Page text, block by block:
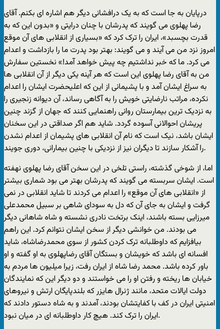
درپايان به جا است که به يک درافشانی ديگر هم اشاره ای بکنم. آقای
رضا پهلوی می گويند که پدرشان با چنان درايتی و «بدون اين که به
قدرت بچسبد»، ايران را ترک کرد که «بسياری از انقلابی های آن موقع
امروز نزد من می آيند و می گويند: بهتر بود پدرت ما را بازداشت و اعدام
می کرد. ما که خبر نداشتيم چه پيش خواهد آمد!» نخستين سفارش
من به آقای رضا پهلوی اين است که هر آينه يکی ديگر از آن انقلابی ها
به سراغ ايشان آمد و با پشيمانی از اين که اعليحضرت ايشان را اعدام
نکرده، مراتب نارضايتی خويش را به آگاهی رساند، آن ديوانه زنجيری را
به نزديک ترين بيمارستان روانی راهنمايی کنند که جهان از گزند چنين
پريشان احوالانی آسوده گردد. شايد هم اگر صداقتی در اين سخنان
ايشان باشد، نيک است که نام آن انقلابی های پشيمان از اعدام نشدن
را آشکار سازند تا ديگران نيز از نزديکی با چنين بيمارانی، دوری جويند.
اما، از شوخی گذشته، راستی تلخی در اين سخن آقای رضا پهلوی نهفته
است. ايشان سربسته می گويند که پدرشان بهتر می بود شماری بيشتر
از «انقلابی های آن موقع» را اعدام می کردند تا شايد انقلابی در نمی
گرفت و ايشان به جای آن که دل به سودای شاهی بر سبيل محمدعلی
ميرزايی بسته باشند، اينک برتخت نادری نشسته و شاه شاهانی ديگر
می بودند. من خوانشی ديگر از سخن ايشان نتوانم کرد. اين راهم
بيافزايم که داوطلبانه ترک کردن کشور از سوی محمدرضاشاه، شايد
افسانه ای باشد که خويشان و بستگان آقای رضاپهلوی به او گفته و او
باور کرده باشد. محمد رضا شاه از ايران رفت، زيرا ميليون ها مردم به
خيابان ها ريخته و رفتن او را می خواستند و دو ديگر اين که نمايندگان
دولت ايالات متحد، مانند ژنرال هايزر که بلندپايگان ارتش و نيروهای
امنيتی ايران در کف با کفايتشان بودند، آمدند و به شاه دستور دادند که
ايران را ترک کند. هيچ کار داوطلبانه ای در ميان نبود.